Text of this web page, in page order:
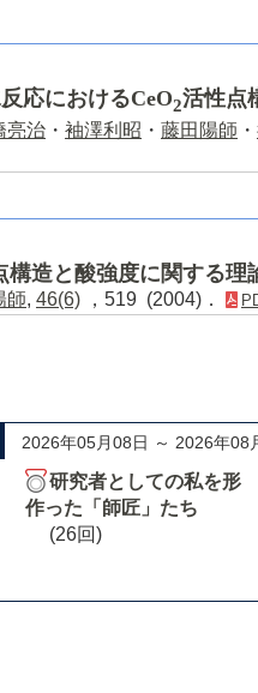
応におけるCeO2活性点
亮治 ・ 袖澤利昭 ・ 藤田陽師 ・
構造と酸強度に関する理
師, 46(6) ，519 (2004)．
2026年05月08日 ～ 2026年08
研究者としての私を形
作った「師匠」たち
(26回)